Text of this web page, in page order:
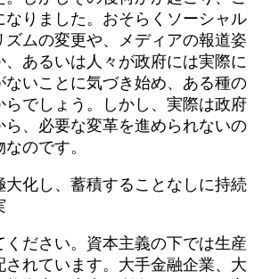
りました。おそらくソーシャル
ズムの変更や、メディアの報道姿
あるいは人々が政府には実際に
いことに気づき始め、ある種の
でしょう。しかし、実際は政府
ら、必要な変革を進められないの
のです。
大化し、蓄積することなしに持続
ださい。資本主義の下では生産
されています。大手金融企業、大